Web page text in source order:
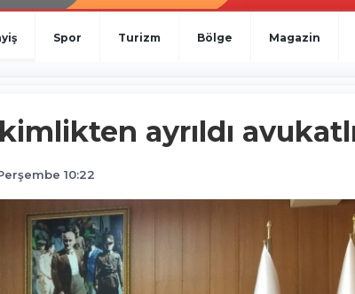
Spor Turizm Bölge Magazin
ayrıldı
10:22